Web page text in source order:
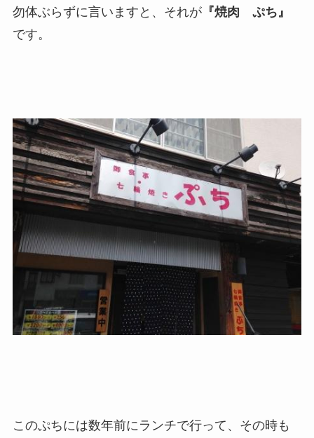
勿体ぶらずに言いますと、それが『焼肉 ぷち』
です。
このぷちには数年前にランチで行って、その時も